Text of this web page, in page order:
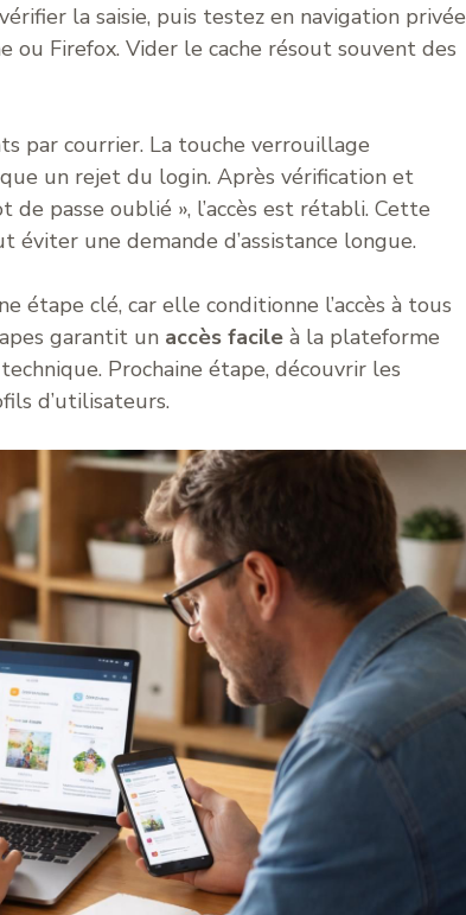
la saisie, puis testez en navigation privée
ou Firefox. Vider le cache résout souvent des
par courrier. La touche verrouillage
un rejet du login. Après vérification et
passe oublié », l’accès est rétabli. Cette
une demande d’assistance longue.
étape clé, car elle conditionne l’accès à tous
garantit un accès facileà la plateforme
Prochaine étape, découvrir les
d’utilisateurs.